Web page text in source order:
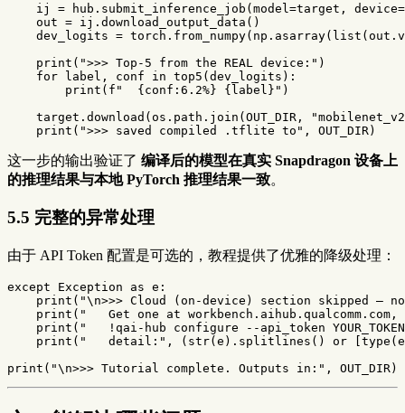
ij = hub . submit_inference_job (model =target , device=
out = ij . download_output_data ()
dev_logits = torch . from_numpy( np . asarray( list (out .
print ( ">>> Top-5 from the REAL device:" )
for label , conf in top5 (dev_logits ):
print ( f " {conf : 6.2%} {label } " )
target . download (os . path . join (OUT_DIR ,
print ( ">>> saved compiled .tflite to" , OUT_DIR)
这一步的输出验证了 编译后的模型在真实 Snapdragon 设备上
的推理结果与本地 PyTorch 推理结果一致。
5.5 完整的异常处理
由于 API Token 配置是可选的，教程提供了优雅的降级处理：
except Exception as e :
print ( "\n>>> Cloud (on-device) section skipped —
print ( "   Get one at
print ( "   !qai-hub configure --api_token
print ( "   detail:" , ( str( e ). splitlines () or type ( e
print ( "\n>>> Tutorial complete. Outputs in:" , OUT_DIR)